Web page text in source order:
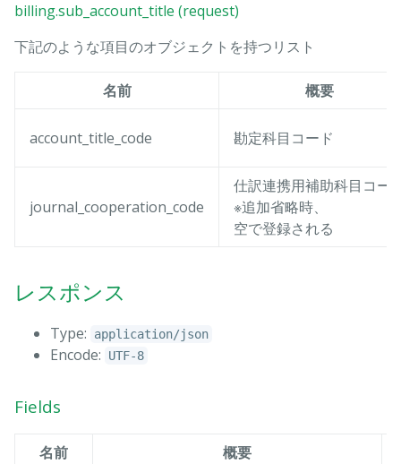
billing.sub_account_title (request)
下記のような項目のオブジェクトを持つリスト
名前 概要
account_title_code 勘定科目コード
journal_cooperation_code
仕訳連携用補助科目コー
※追加省略時、
空で登録される
レスポンス
Type: application/json
Encode: UTF-8
Fields
名前
概要